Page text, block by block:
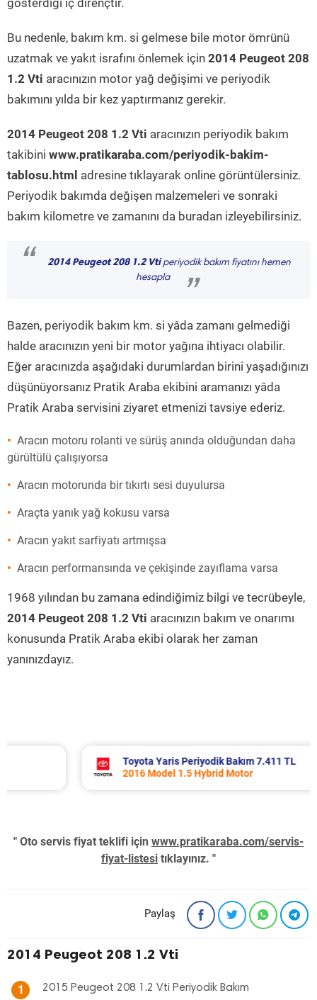
gösterdiği iç dirençtir.
Bu nedenle, bakım km. si gelmese bile motor ömrünü
uzatmak ve yakıt israfını önlemek için 2014 Peugeot 208
1.2 Vti aracınızın motor yağ değişimi ve periyodik
bakımını yılda bir kez yaptırmanız gerekir.
2014 Peugeot 208 1.2 Vti aracınızın periyodik bakım
takibini www.pratikaraba.com/periyodik-bakim-
tablosu.html adresine tıklayarak online görüntülersiniz.
Periyodik bakımda değişen malzemeleri ve sonraki
bakım kilometre ve zamanını da buradan izleyebilirsiniz.
“ 2014 Peugeot 208 1.2 Vtiperiyodik bakım fiyatını hemen
hesapla
”
Bazen, periyodik bakım km. si yâda zamanı gelmediği
halde aracınızın yeni bir motor yağına ihtiyacı olabilir.
Eğer aracınızda aşağıdaki durumlardan birini yaşadığınızı
düşünüyorsanız Pratik Araba ekibini aramanızı yâda
Pratik Araba servisini ziyaret etmenizi tavsiye ederiz.
Aracın motoru rolanti ve sürüş anında olduğundan daha
gürültülü çalışıyorsa
Aracın motorunda bir tıkırtı sesi duyulursa
Araçta yanık yağ kokusu varsa
Aracın yakıt sarfiyatı artmışsa
Aracın performansında ve çekişinde zayıflama varsa
1968 yılından bu zamana edindiğimiz bilgi ve tecrübeyle,
2014 Peugeot 208 1.2 Vti aracınızın bakım ve onarımı
konusunda Pratik Araba ekibi olarak her zaman
yanınızdayız.
Toyota Yaris Periyodik Bakım 7.411 TL
2016 Model 1.5 Hybrid Motor
" Oto servis fiyat teklifi için www.pratikaraba.com/servis-
fiyat-listesi tıklayınız. "
Paylaş
2014 Peugeot 208 1.2 Vti
1 2015 Peugeot 208 1.2 Vti Periyodik Bakım